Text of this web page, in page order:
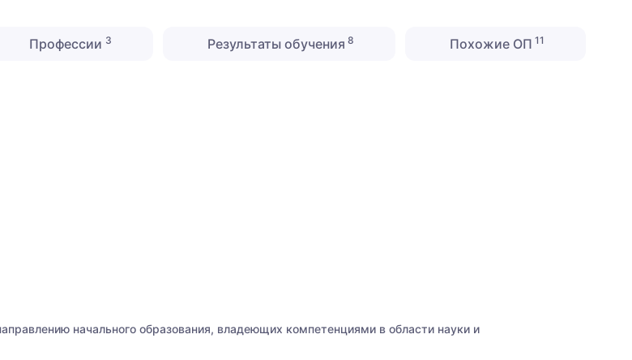
Профессии 3 Результаты обучения 8 Похожие ОП 11
начального образования, владеющих компетенциями в области науки и